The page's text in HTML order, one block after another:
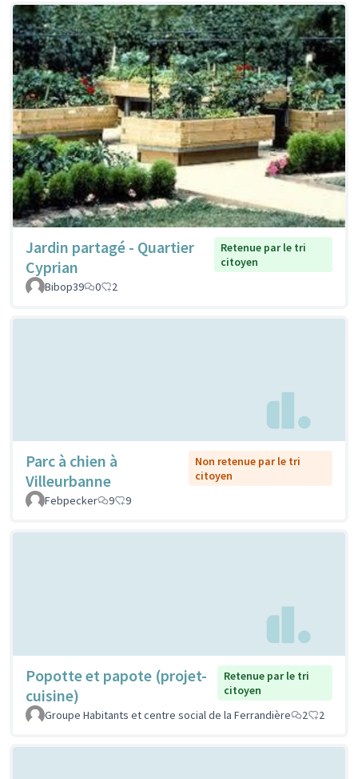
Jardin partagé - Quartier
Cyprian
Retenue par le tri
citoyen
Bibop39
0 2
Parc à chien à
Villeurbanne
Non retenue par le tri
citoyen
Febpecker
9 9
Popotte et papote (projet-
cuisine)
Retenue par le tri
citoyen
Groupe Habitants et centre social de la Ferrandière
2 2